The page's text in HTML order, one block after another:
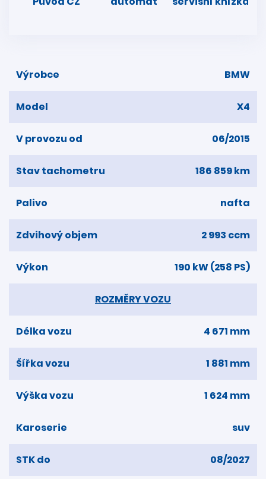
Výrobce BMW
Model X4
V provozu od 06/2015
Stav tachometru 186 859 km
Palivo nafta
Zdvihový objem 2 993 ccm
Výkon 190 kW (258 PS)
ROZMĚRY VOZU
Délka vozu 4 671 mm
Šířka vozu 1 881 mm
Výška vozu 1 624 mm
Karoserie suv
STK do 08/2027